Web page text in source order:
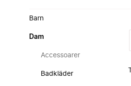
Barn
Dam
Accessoarer
Badkläder